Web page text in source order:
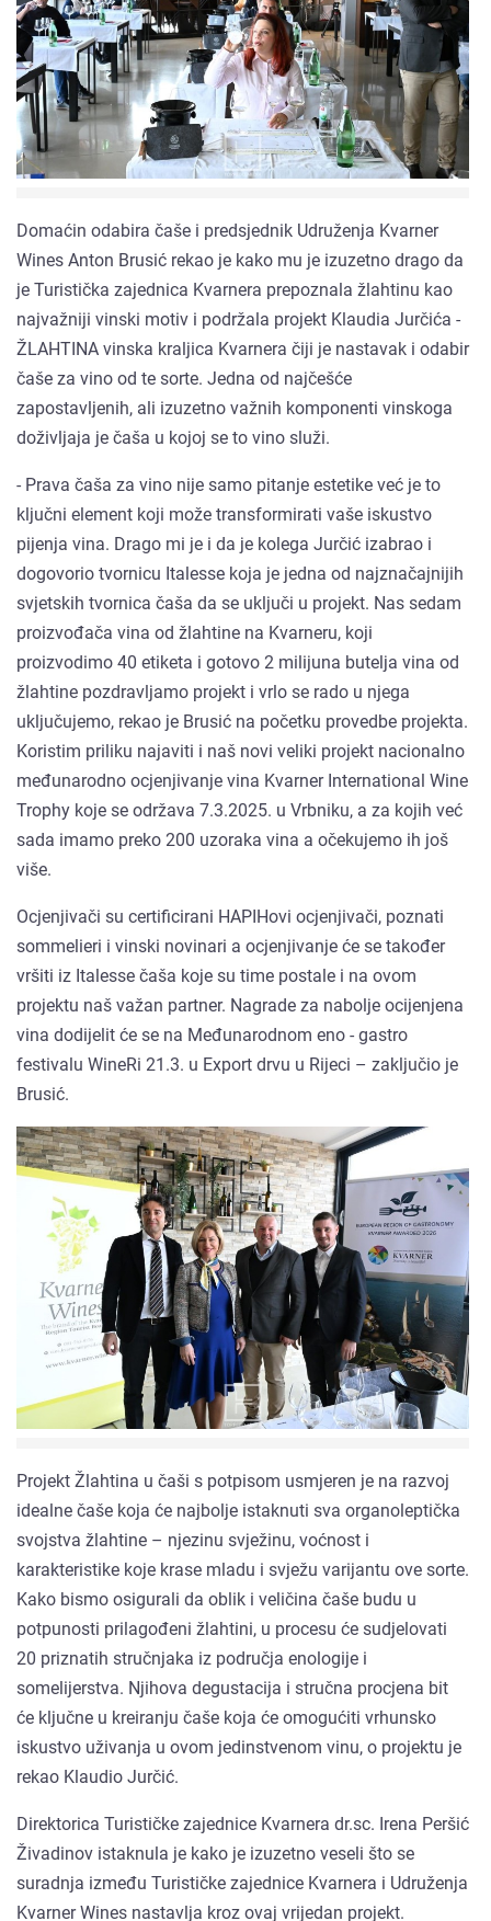
Domaćin odabira čaše i predsjednik Udruženja Kvarner
Wines Anton Brusić rekao je kako mu je izuzetno drago da
je Turistička zajednica Kvarnera prepoznala žlahtinu kao
najvažniji vinski motiv i podržala projekt Klaudia Jurčića -
ŽLAHTINA vinska kraljica Kvarnera čiji je nastavak i odabir
čaše za vino od te sorte. Jedna od najčešće
zapostavljenih, ali izuzetno važnih komponenti vinskoga
doživljaja je čaša u kojoj se to vino služi.
- Prava čaša za vino nije samo pitanje estetike već je to
ključni element koji može transformirati vaše iskustvo
pijenja vina. Drago mi je i da je kolega Jurčić izabrao i
dogovorio tvornicu Italesse koja je jedna od najznačajnijih
svjetskih tvornica čaša da se uključi u projekt. Nas sedam
proizvođača vina od žlahtine na Kvarneru, koji
proizvodimo 40 etiketa i gotovo 2 milijuna butelja vina od
žlahtine pozdravljamo projekt i vrlo se rado u njega
uključujemo, rekao je Brusić na početku provedbe projekta.
Koristim priliku najaviti i naš novi veliki projekt nacionalno
međunarodno ocjenjivanje vina Kvarner International Wine
Trophy koje se održava 7.3.2025. u Vrbniku, a za kojih već
sada imamo preko 200 uzoraka vina a očekujemo ih još
više.
Ocjenjivači su certificirani HAPIHovi ocjenjivači, poznati
sommelieri i vinski novinari a ocjenjivanje će se također
vršiti iz Italesse čaša koje su time postale i na ovom
projektu naš važan partner. Nagrade za nabolje ocijenjena
vina dodijelit će se na Međunarodnom eno - gastro
festivalu WineRi 21.3. u Export drvu u Rijeci – zaključio je
Brusić.
Projekt Žlahtina u čaši s potpisom usmjeren je na razvoj
idealne čaše koja će najbolje istaknuti sva organoleptička
svojstva žlahtine – njezinu svježinu, voćnost i
karakteristike koje krase mladu i svježu varijantu ove sorte.
Kako bismo osigurali da oblik i veličina čaše budu u
potpunosti prilagođeni žlahtini, u procesu će sudjelovati
20 priznatih stručnjaka iz područja enologije i
somelijerstva. Njihova degustacija i stručna procjena bit
će ključne u kreiranju čaše koja će omogućiti vrhunsko
iskustvo uživanja u ovom jedinstvenom vinu, o projektu je
rekao Klaudio Jurčić.
Direktorica Turističke zajednice Kvarnera dr.sc. Irena Peršić
Živadinov istaknula je kako je izuzetno veseli što se
suradnja između Turističke zajednice Kvarnera i Udruženja
Kvarner Wines nastavlja kroz ovaj vrijedan projekt.